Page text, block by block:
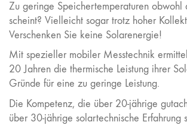
Zu geringe Speichertemperaturen obwohl
scheint? Vielleicht sogar trotz hoher
Verschenken Sie keine Solarenergie!
Mit spezieller mobiler Messtechnik
20 Jahren die thermische Leistung ihrer
Gründe für eine zu geringe Leistung.
Die Kompetenz, die über 20-jährige
über 30-jährige solartechnische Erfahrung